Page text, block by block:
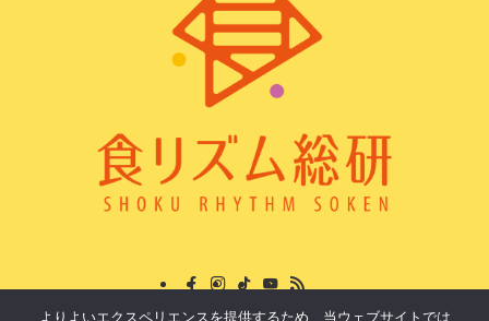
よりよいエクスペリエンスを提供するため、当ウェブサイトでは